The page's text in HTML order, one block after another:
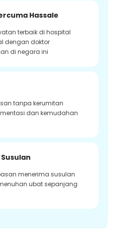
Hassale
terbaik di hospital
dengan doktor
di negara ini
tanpa kerumitan
dan kemudahan
menerima susulan
ubat sepanjang